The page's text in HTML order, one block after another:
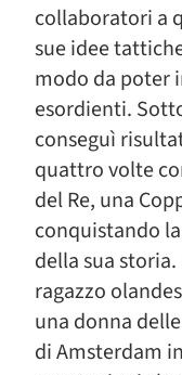
collaboratori a
sue idee
modo da poter
esordienti.
conseguì
quattro volte
del Re, una
conquistando
della sua
ragazzo
una donna
di Amsterdam